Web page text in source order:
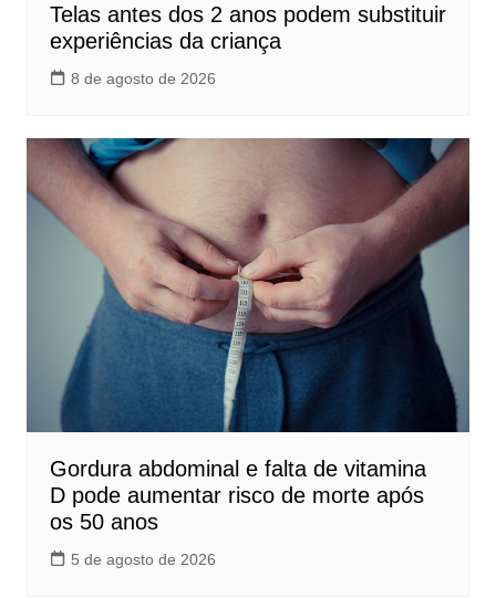
Telas antes dos 2 anos podem substituir
experiências da criança
8 de agosto de 2026
Gordura abdominal e falta de vitamina
D pode aumentar risco de morte após
os 50 anos
5 de agosto de 2026